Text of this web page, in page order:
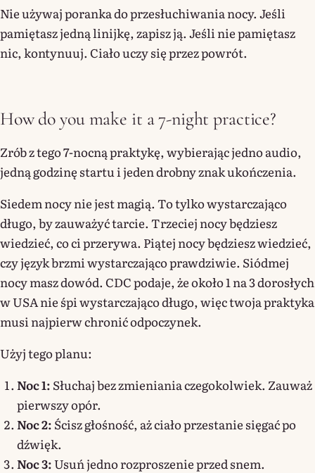
Nie używaj poranka do przesłuchiwania nocy. Jeśli
pamiętasz jedną linijkę, zapisz ją. Jeśli nie pamiętasz
nic, kontynuuj. Ciało uczy się przez powrót.
How do you make it a 7-night practice?
Zrób z tego 7-nocną praktykę, wybierając jedno audio,
jedną godzinę startu i jeden drobny znak ukończenia.
Siedem nocy nie jest magią. To tylko wystarczająco
długo, by zauważyć tarcie. Trzeciej nocy będziesz
wiedzieć, co ci przerywa. Piątej nocy będziesz wiedzieć,
czy język brzmi wystarczająco prawdziwie. Siódmej
nocy masz dowód. CDC podaje, że około 1 na 3 dorosłych
w USA nie śpi wystarczająco długo, więc twoja praktyka
musi najpierw chronić odpoczynek.
Użyj tego planu:
Noc 1: Słuchaj bez zmieniania czegokolwiek. Zauważ
pierwszy opór.
Noc 2: Ścisz głośność, aż ciało przestanie sięgać po
dźwięk.
Noc 3:Usuń jedno rozproszenie przed snem.